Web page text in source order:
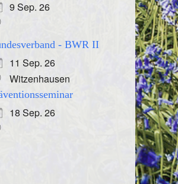
9 Sep. 26
- BWR II
11 Sep. 26
Witzenhausen
18 Sep. 26